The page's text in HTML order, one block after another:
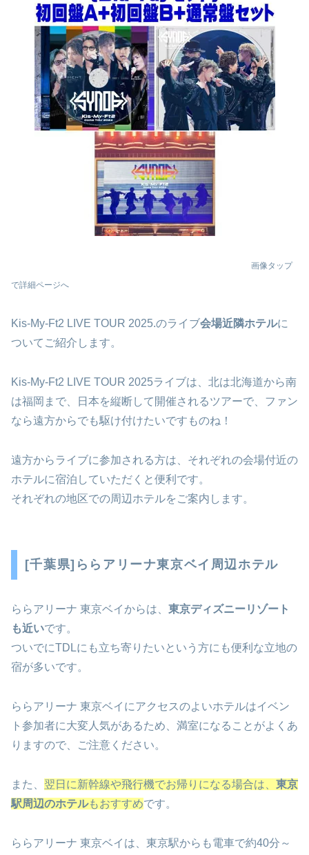
画像タップ
で詳細ページへ
Kis-My-Ft2 LIVE TOUR 2025.のライブ会場近隣ホテルに
ついてご紹介します。
Kis-My-Ft2 LIVE TOUR 2025ライブは、北は北海道から南
は福岡まで、日本を縦断して開催されるツアーで、ファン
なら遠方からでも駆け付けたいですものね！
遠方からライブに参加される方は、それぞれの会場付近の
ホテルに宿泊していただくと便利です。
それぞれの地区での周辺ホテルをご案内します。
[千葉県]ららアリーナ東京ベイ周辺ホテル
ららアリーナ 東京ベイからは、 東京ディズニーリゾート
も近いです。
ついでにTDLにも立ち寄りたいという方にも便利な立地の
宿が多いです。
ららアリーナ 東京ベイにアクセスのよいホテルはイベン
ト参加者に大変人気があるため、満室になることがよくあ
りますので、ご注意ください。
また、 翌日に新幹線や飛行機でお帰りになる場合は、 東京
駅周辺のホテルもおすすめです。
ららアリーナ 東京ベイは、東京駅からも電車で約40分～